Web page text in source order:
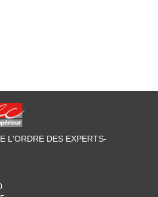
L'ORDRE DES EXPERTS-